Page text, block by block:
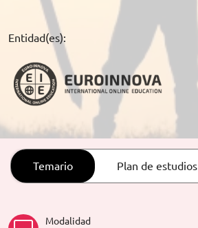
RECURSOS EDUCATIVOS
ARTÍCULOS
ORIENTACIÓN LABORAL
Entidad(es):
Temario Plan de estudios
Modalidad